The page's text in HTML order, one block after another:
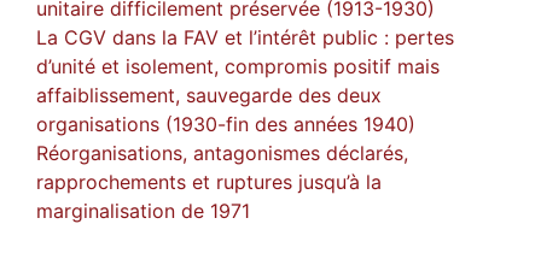
unitaire difficilement préservée (1913-1930)
La CGV dans la FAV et l’intérêt public : pertes
d’unité et isolement, compromis positif mais
affaiblissement, sauvegarde des deux
organisations (1930-fin des années 1940)
Réorganisations, antagonismes déclarés,
rapprochements et ruptures jusqu’à la
marginalisation de 1971